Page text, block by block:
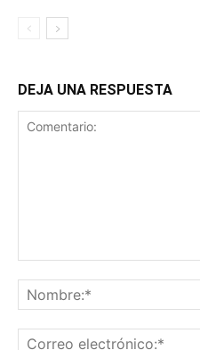
DEJA UNA RESPUESTA